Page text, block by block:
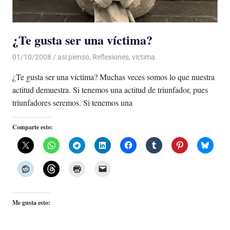
¿Te gusta ser una víctima?
01/10/2008 Luis Castellanos
asi pienso, Reflexiones, victima
¿Te gusta ser una víctima? Muchas veces somos lo que nuestra
actitud demuestra. Si tenemos una actitud de triunfador, pues
triunfadores seremos. Si tenemos una
Comparte esto:
Me gusta esto: